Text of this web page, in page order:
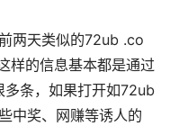
两天类似的72ub .co
样的信息基本都是通过
多条，如果打开如72ub
中奖、网赚等诱人的